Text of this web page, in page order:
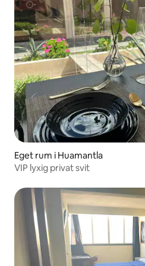
Eget rum i Huamantla
VIP lyxig privat svit